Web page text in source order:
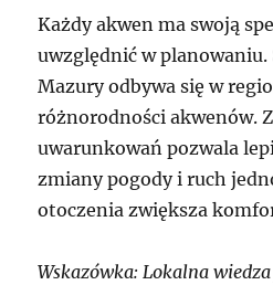
Każdy akwen ma swoją
uwzględnić w
Mazury odbywa się w
różnorodności akwenów.
uwarunkowań pozwala
zmiany pogody i ruch
otoczenia zwiększa
Wskazówka: Lokalna